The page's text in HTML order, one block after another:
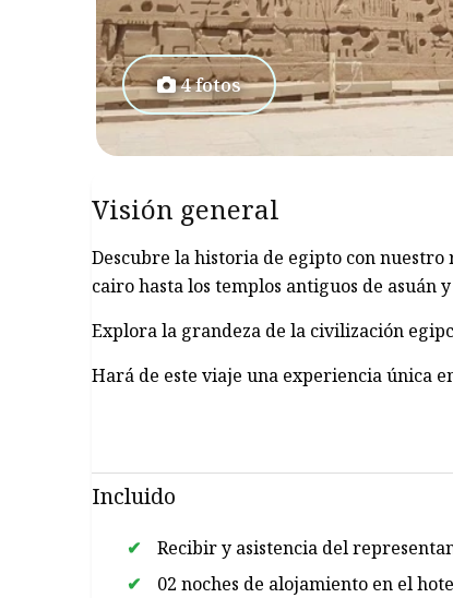
4 fotos
Visión general
Descubre la historia de egipto con
cairo hasta los templos antiguos de asuán
Explora la grandeza de la civilización
Hará de este viaje una experiencia única
Incluido
Recibir y asistencia del
02 noches de alojamiento en el